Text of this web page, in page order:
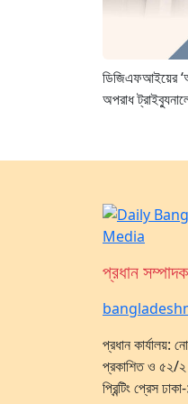
ডিজিএফআইয়ের
অপরাধ
প্রধান
প্রধান কার্যালয়:
প্রকাশিত ও ৫২/২
প্রিন্টিং প্রেস